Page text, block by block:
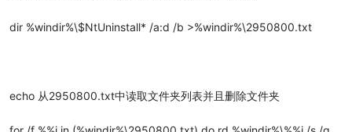
dir %windir%\$NtUninstall* /a:d /b >%windir%\2950800.txt
echo 从2950800.txt中读取文件夹列表并且删除文件夹